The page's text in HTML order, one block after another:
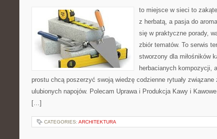
to miejsce w sieci to
z herbatą, a pasja do
się w praktyczne porady,
zbiór tematów. To serwis
stworzony dla miłośników
herbacianych kompozycji,
prostu chcą poszerzyć swoją wiedzę codzienne rytuały związane
ulubionych napojów. Polecam Uprawa i Produkcja Kawy i
[…]
CATEGORIES: ARCHITEKTURA